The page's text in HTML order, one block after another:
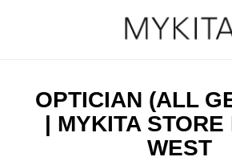
OPTICIAN (ALL
| MYKITA STORE
WEST